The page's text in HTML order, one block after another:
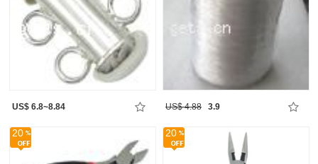
US$ 6.8~8.84 US$ 4.88 3.9
20 20